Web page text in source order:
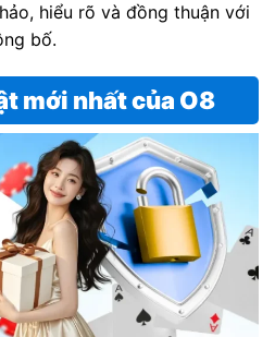
hiểu rõ và đồng thuận với
bố.
mới nhất của O8